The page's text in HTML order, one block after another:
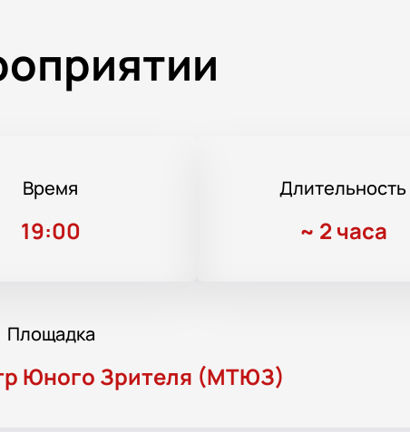
Время
19:00
Длительность
~ 2 часа
Площадка
Юного Зрителя (МТЮЗ)